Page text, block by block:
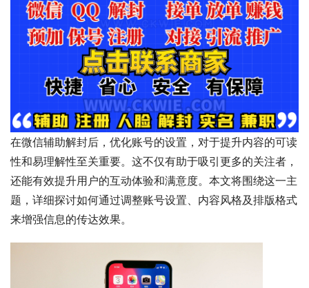
在微信辅助解封后，优化账号的设置，对于提升内容的可读
性和易理解性至关重要。这不仅有助于吸引更多的关注者，
还能有效提升用户的互动体验和满意度。本文将围绕这一主
题，详细探讨如何通过调整账号设置、内容风格及排版格式
来增强信息的传达效果。